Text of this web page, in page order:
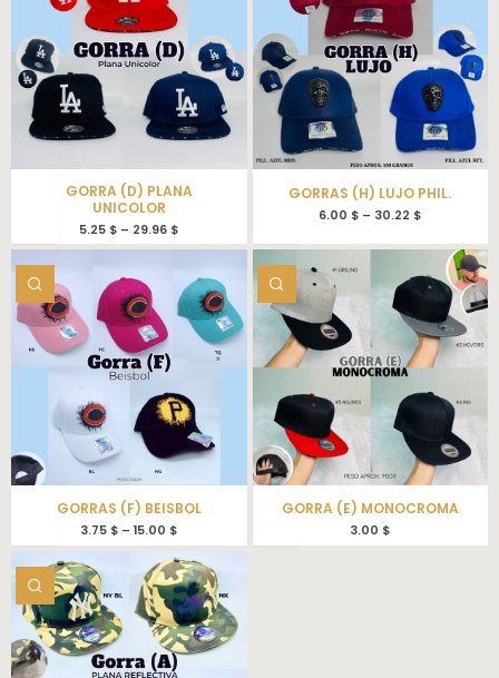
GORRA (D) PLANA
UNICOLOR
5.25 $ – 29.96 $
GORRAS (H) LUJO PHIL.
6.00 $ – 30.22 $
GORRAS (F) BEISBOL
3.75 $ –15.00 $
GORRA (E) MONOCROMA
3.00 $